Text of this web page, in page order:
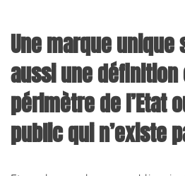
Une marque
aussi une
périmètre de l’Etat
public qui n’existe